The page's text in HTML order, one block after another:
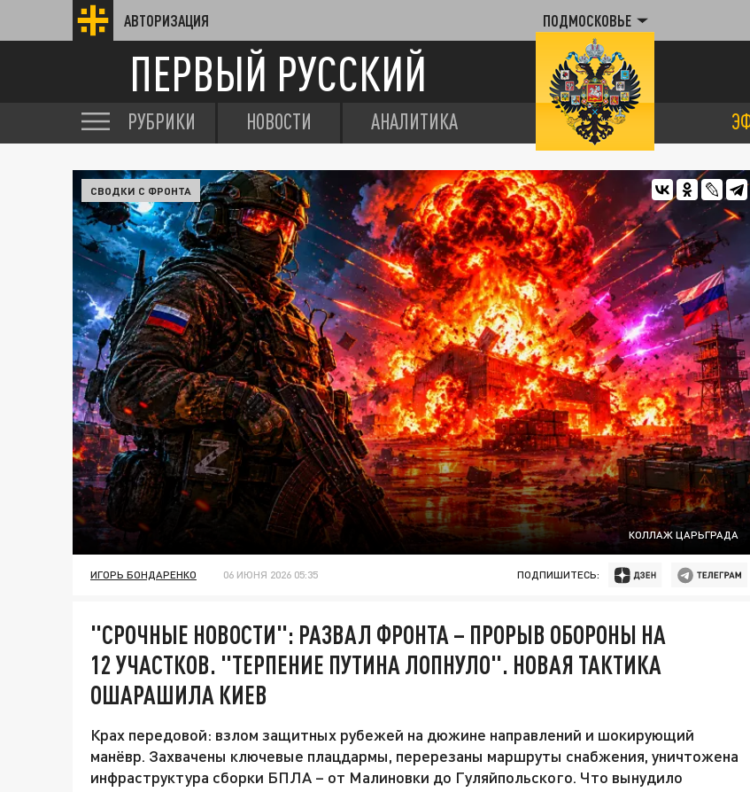
АВТОРИЗАЦИЯ ПОДМОСКОВЬЕ
ПЕРВЫЙ РУССКИЙ
РУБРИКИ НОВОСТИ АНАЛИТИКА
КОЛЛАЖ ЦАРЬГРАДА
СВОДКИ С ФРОНТА
ИГОРЬ БОНДАРЕНКО 06 ИЮНЯ 2026 05:35 ПОДПИШИТЕСЬ:
"СРОЧНЫЕ НОВОСТИ": РАЗВАЛ ФРОНТА – ПРОРЫВ ОБОРОНЫ НА
12 УЧАСТКОВ. "ТЕРПЕНИЕ ПУТИНА ЛОПНУЛО". НОВАЯ ТАКТИКА
ОШАРАШИЛА КИЕВ
Крах передовой: взлом защитных рубежей на дюжине направлений и шокирующий
манёвр. Захвачены ключевые плацдармы, перерезаны маршруты снабжения, уничтожена
инфраструктура сборки БПЛА – от Малиновки до Гуляйпольского. Что вынудило